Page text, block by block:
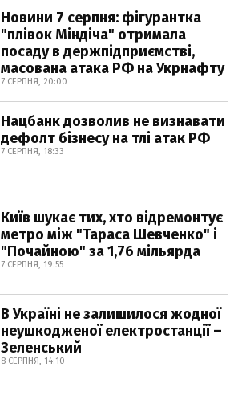
Новини 7 серпня: фігурантка
"плівок Міндіча" отримала
посаду в держпідприємстві,
масована атака РФ на Укрнафту
7 СЕРПНЯ, 20:00
Нацбанк дозволив не визнавати
дефолт бізнесу на тлі атак РФ
7 СЕРПНЯ, 18:33
Київ шукає тих, хто відремонтує
метро між "Тараса Шевченко" і
"Почайною" за 1,76 мільярда
7 СЕРПНЯ, 19:55
В Україні не залишилося жодної
неушкодженої електростанції –
Зеленський
8 СЕРПНЯ, 14:10